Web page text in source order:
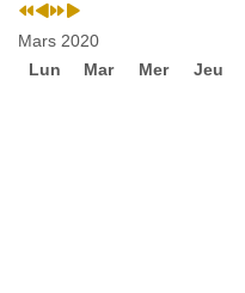
Mars 2020
Lun
Mar Mer Jeu